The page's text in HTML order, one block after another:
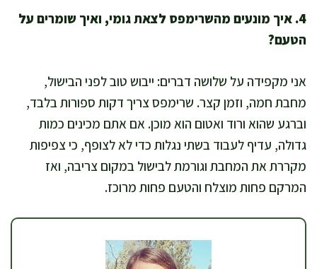
4. איך מונעים מהשרימפס לצאת גומי, ואיך שומרים על
הטעם?
אני מקפידה על שלושה דברים: ייבוש טוב לפני הבישול,
מחבת חמה, וזמן קצר. שרימפס צריך דקות ספורות בלבד,
וברגע שהוא ורוד ואטום הוא מוכן. אם אתם מכינים כמות
גדולה, עדיף לעבוד בשתי נגלות כדי לא לצופף, כי צפיפות
מקררת את המחבת וגורמת לבישול במקום צריבה, ואז
המרקם פחות מוצלח והטעם פחות מרוכז.